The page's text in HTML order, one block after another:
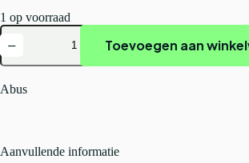
1 op voorraad
Abus
helm
urban-
3.0
Toevoegen aan
Abus
Aanvullende informatie